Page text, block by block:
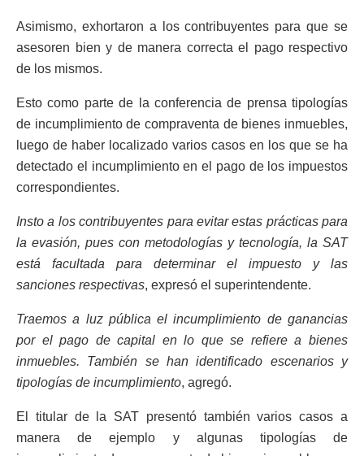
Asimismo, exhortaron a los contribuyentes para que se
asesoren bien y de manera correcta el pago respectivo
de los mismos.
Esto como parte de la conferencia de prensa tipologías
de incumplimiento de compraventa de bienes inmuebles,
luego de haber localizado varios casos en los que se ha
detectado el incumplimiento en el pago de los impuestos
correspondientes.
Insto a los contribuyentes para evitar estas prácticas para
la evasión, pues con metodologías y tecnología, la SAT
está facultada para determinar el impuesto y las
sanciones respectivas, expresó el superintendente.
Traemos a luz pública el incumplimiento de ganancias
por el pago de capital en lo que se refiere a bienes
inmuebles. También se han identificado escenarios y
tipologías de incumplimiento, agregó.
El titular de la SAT presentó también varios casos a
manera de ejemplo y algunas tipologías de